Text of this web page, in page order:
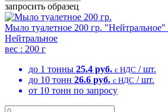
запросить образец
Мыло туалетное 200 гр. "Нейтральное"
Нейтральное
вес : 200 г
до 1 тонны 25.4 руб. с НДС / шт.
до 10 тонн 26.6 руб. с НДС / шт.
от 10 тонн по запросу